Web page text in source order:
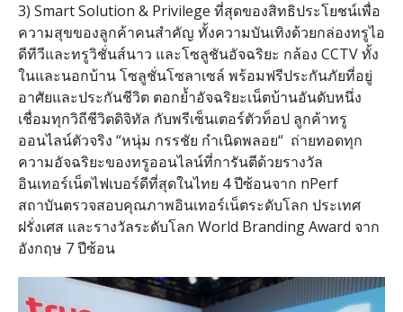
3) Smart Solution & Privilege ที่สุดของสิทธิประโยชน์เพื่อ
ความสุขของลูกค้าคนสำคัญ ทั้งความบันเทิงด้วยกล่องทรูไอ
ดีทีวีและทรูวิชั่นส์นาว และโซลูชันอัจฉริยะ กล้อง CCTVทั้ง
ในและนอกบ้าน โซลูชั่นโซลาเซล์ พร้อมฟรีประกันภัยที่อยู่
อาศัยและประกันชีวิต ตอกย้ำอัจฉริยะเน็ตบ้านอันดับหนึ่ง
เชื่อมทุกวิถีชีวิตดิจิทัล กับพรีเซ็นเตอร์ตัวท็อป ลูกค้าทรู
ออนไลน์ตัวจริง “หนุ่ม กรรชัย กำเนิดพลอย“ ถ่ายทอดทุก
ความอัจฉริยะของทรูออนไลน์ที่การันตีด้วยรางวัล
อินเทอร์เน็ตไฟเบอร์ดีที่สุดในไทย 4ปีซ้อนจาก nPerf
สถาบันตรวจสอบคุณภาพอินเทอร์เน็ตระดับโลก ประเทศ
ฝรั่งเศส และรางวัลระดับโลก World Branding Award จาก
อังกฤษ 7ปีซ้อน